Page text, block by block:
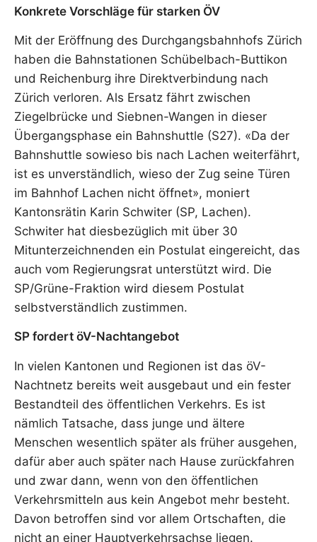
Konkrete Vorschläge für starken ÖV
Mit der Eröffnung des Durchgangsbahnhofs Zürich
haben die Bahnstationen Schübelbach-Buttikon
und Reichenburg ihre Direktverbindung nach
Zürich verloren. Als Ersatz fährt zwischen
Ziegelbrücke und Siebnen-Wangen in dieser
Übergangsphase ein Bahnshuttle (S27). «Da der
Bahnshuttle sowieso bis nach Lachen weiterfährt,
ist es unverständlich, wieso der Zug seine Türen
im Bahnhof Lachen nicht öffnet», moniert
Kantonsrätin Karin Schwiter (SP, Lachen).
Schwiter hat diesbezüglich mit über 30
Mitunterzeichnenden ein Postulat eingereicht, das
auch vom Regierungsrat unterstützt wird. Die
SP/Grüne-Fraktion wird diesem Postulat
selbstverständlich zustimmen.
SP fordert öV-Nachtangebot
In vielen Kantonen und Regionen ist das öV-
Nachtnetz bereits weit ausgebaut und ein fester
Bestandteil des öffentlichen Verkehrs. Es ist
nämlich Tatsache, dass junge und ältere
Menschen wesentlich später als früher ausgehen,
dafür aber auch später nach Hause zurückfahren
und zwar dann, wenn von den öffentlichen
Verkehrsmitteln aus kein Angebot mehr besteht.
Davon betroffen sind vor allem Ortschaften, die
nicht an einer Hauptverkehrsachse liegen.